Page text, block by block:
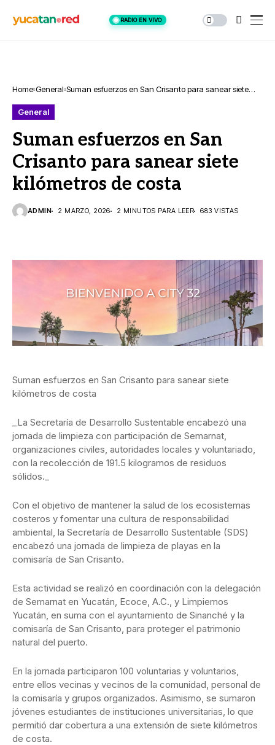
RADIO EN VIVO
Home General Suman esfuerzos en San Crisanto para sanear siete
General
Suman esfuerzos en San
Crisanto para sanear siete
kilómetros de costa
ADMIN 2 MARZO, 2026 2 MINUTOS PARA LEER 683 VISTAS
Suman esfuerzos en San Crisanto para sanear siete
kilómetros de costa
_La Secretaría de Desarrollo Sustentable encabezó una
jornada de limpieza con participación de Semarnat,
organizaciones civiles, autoridades locales y voluntariado,
con la recolección de 191.5 kilogramos de residuos
sólidos._
Con el objetivo de mantener la salud de los ecosistemas
costeros y fomentar una cultura de responsabilidad
ambiental, la Secretaría de Desarrollo Sustentable (SDS)
encabezó una jornada de limpieza de playas en la
comisaría de San Crisanto.
Esta actividad se realizó en coordinación con la delegación
de Semarnat en Yucatán, Ecoce, A.C., y Limpiemos
Yucatán, en suma con el ayuntamiento de Sinanché y la
comisaría de San Crisanto, para proteger el patrimonio
natural del puerto.
En la jornada participaron 100 voluntarias y voluntarios,
entre ellos vecinas y vecinos de la comunidad, personal de
la comisaría y grupos organizados. Asimismo, se sumaron
jóvenes estudiantes de instituciones universitarias, lo que
permitió dar cobertura a una extensión de siete kilómetros
de costa.